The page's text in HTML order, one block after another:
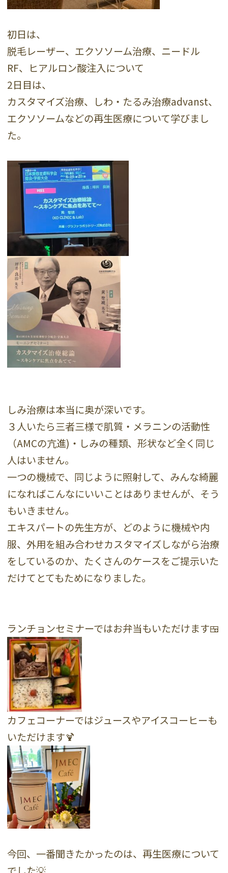
初日は、
脱毛レーザー、エクソソーム治療、ニードル
RF、ヒアルロン酸注入について
2日目は、
カスタマイズ治療、しわ・たるみ治療advanst、
エクソソームなどの再生医療について学びまし
た。
しみ治療は本当に奥が深いです。
３人いたら三者三様で肌質・メラニンの活動性
（AMCの亢進)・しみの種類、形状など全く同じ
人はいません。
一つの機械で、同じように照射して、みんな綺麗
になればこんなにいいことはありませんが、そう
もいきません。
エキスパートの先生方が、どのように機械や内
服、外用を組み合わせカスタマイズしながら治療
をしているのか、たくさんのケースをご提示いた
だけてとてもためになりました。
ランチョンセミナーではお弁当もいただけます🍱
カフェコーナーではジュースやアイスコーヒーも
いただけます🍹
今回、一番聞きたかったのは、再生医療について